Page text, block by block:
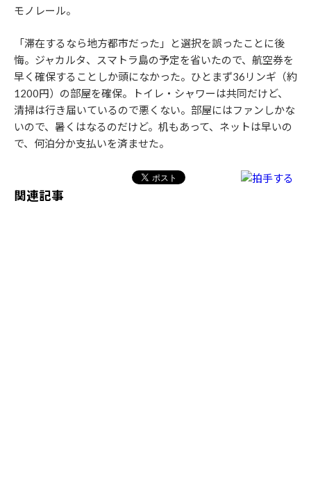
モノレール。
「滞在するなら地方都市だった」と選択を誤ったことに後
悔。ジャカルタ、スマトラ島の予定を省いたので、航空券を
早く確保することしか頭になかった。ひとまず36リンギ（約
1200円）の部屋を確保。トイレ・シャワーは共同だけど、
清掃は行き届いているので悪くない。部屋にはファンしかな
いので、暑くはなるのだけど。机もあって、ネットは早いの
で、何泊分か支払いを済ませた。
関連記事